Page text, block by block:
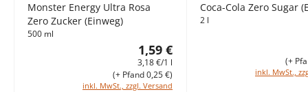
Monster Energy Ultra Rosa
Zero Zucker (Einweg)
500 ml
1,59 €
3,18 €/1 l
inkl. MwSt., zzgl. Versand
(+ Pfand 0,25 €)
Coca-Cola Zero Sugar
2 l
inkl. MwSt.,
(+